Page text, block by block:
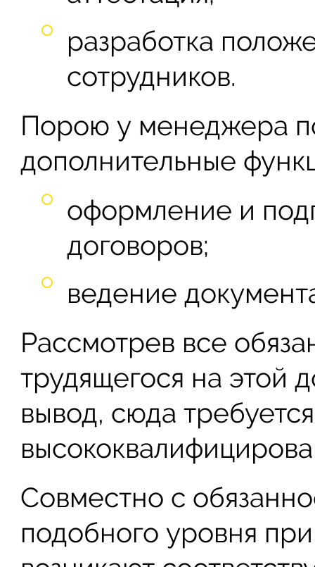
разработка
сотрудников.
Порою у менеджера
дополнительные
оформление и
договоров;
ведение
Рассмотрев все
трудящегося на этой
вывод, сюда
Совместно с
подобного уровня